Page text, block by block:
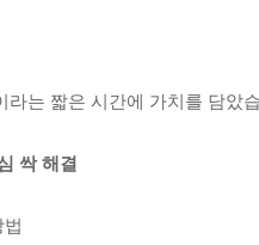
라는 짧은 시간에 가치를 담았
싹 해결